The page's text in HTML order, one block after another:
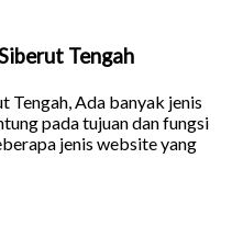
Tengah
Tengah, Ada banyak jenis
pada tujuan dan fungsi
jenis website yang